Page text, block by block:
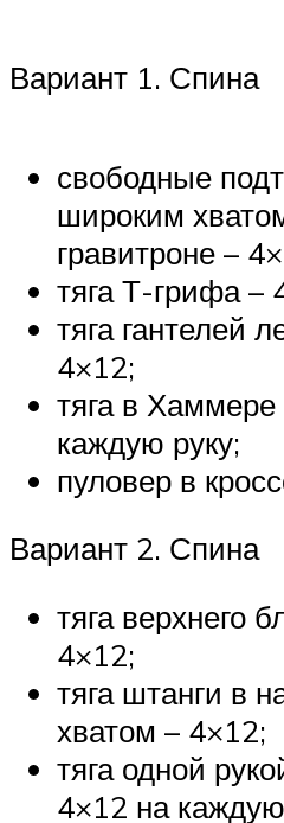
Вариант 1. Спина
свободные
широким
гравитроне –
тяга Т-грифа –
тяга гантелей
4×12;
тяга в
каждую руку;
пуловер в
Вариант 2. Спина
тяга верхнего
4×12;
тяга штанги в
хватом – 4×12;
тяга одной
4×12 на